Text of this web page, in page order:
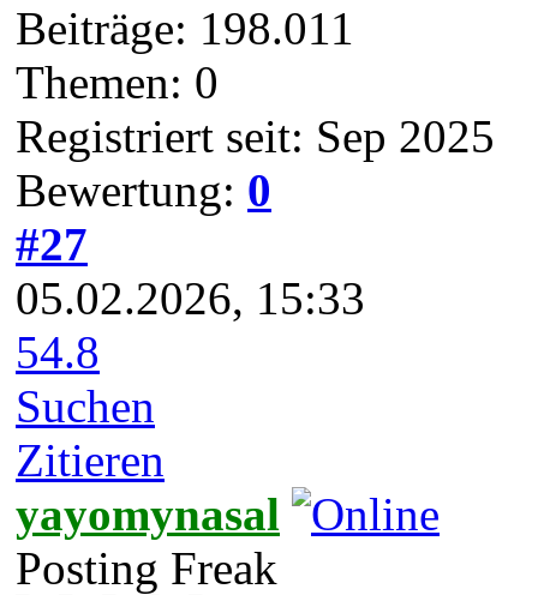
Beiträge: 198.011
Themen: 0
Registriert seit: Sep 2025
Bewertung: 0
#27
05.02.2026, 15:33
54.8
Suchen
Zitieren
yayomynasal
Posting Freak